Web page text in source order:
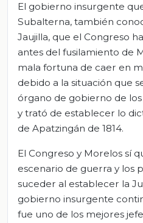
El gobierno insurgente
Subalterna, también
Jaujilla, que el Congreso
antes del fusilamiento de
mala fortuna de caer en
debido a la situación que
órgano de gobierno de
y trató de establecer lo
de Apatzingán de 1814.
El Congreso y Morelos sí
escenario de guerra y los
suceder al establecer la
gobierno insurgente
fue uno de los mejores